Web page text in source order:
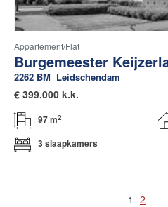
Appartement/flat
Burgemeester
2262 BM Leidschendam
€ 399.000 k.k.
97 m2
3 slaapkamers
1 2